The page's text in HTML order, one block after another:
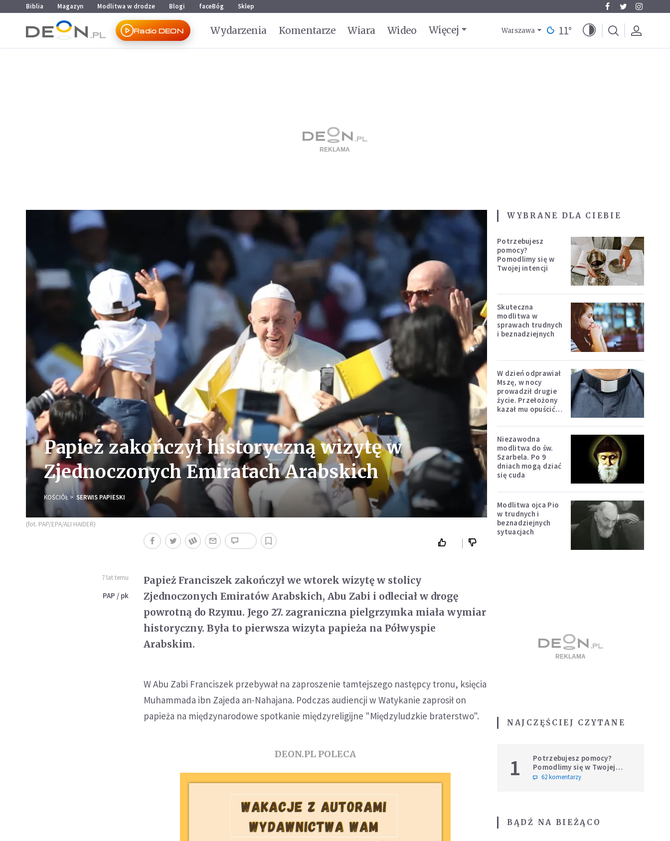
Przejdź do menu głównego
Przejdź do treści
Biblia Magazyn Modlitwa w drodze Blogi faceBóg Sklep
Radio DEON Wydarzenia Komentarze Wiara Wideo Więcej Warszawa 11°
Papież zakończył historyczną wizytę w
Zjednoczonych Emiratach Arabskich
KOŚCIÓŁ SERWIS PAPIESKI
(fot. PAP/EPA/ALI HAIDER)
7 lat temu
PAP / pk
Papież Franciszek zakończył we wtorek wizytę w stolicy
Zjednoczonych Emiratów Arabskich, Abu Zabi i odleciał w drogę
powrotną do Rzymu. Jego 27. zagraniczna pielgrzymka miała wymiar
historyczny. Była to pierwsza wizyta papieża na Półwyspie
Arabskim.
W Abu Zabi Franciszek przebywał na zaproszenie tamtejszego następcy tronu, księcia
Muhammada ibn Zajeda an-Nahajana. Podczas audiencji w Watykanie zaprosił on
papieża na międzynarodowe spotkanie międzyreligijne "Międzyludzkie braterstwo".
DEON.PL POLECA
WYBRANE DLA CIEBIE
Potrzebujesz
pomocy?
Pomodlimy się w
Twojej intencji
Skuteczna
modlitwa w
sprawach trudnych
i beznadziejnych
W dzień odprawiał
Mszę, w nocy
prowadził drugie
życie. Przełożony
kazał mu opuścić
Niezawodna
modlitwa do św.
Szarbela. Po 9
dniach mogą dziać
się cuda
Modlitwa ojca Pio
w trudnych i
beznadziejnych
sytuacjach
NAJCZĘŚCIEJ CZYTANE
1
Potrzebujesz pomocy?
Pomodlimy się w Twojej
intencji
62 komentarzy
BĄDŹ NA BIEŻĄCO